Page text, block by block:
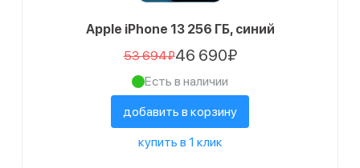
Apple iPhone 13 256 ГБ, синий
53 694₽46 690₽
Есть в наличии
добавить в корзину
купить в 1 клик